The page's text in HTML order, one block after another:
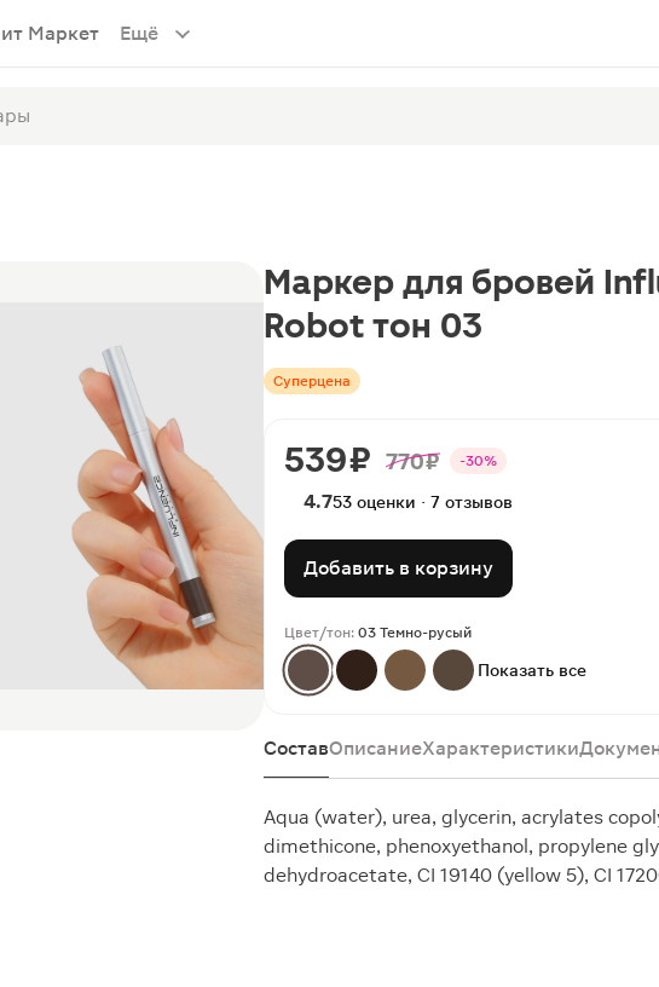
Маркет Ещё
Суперцена
Маркер для бровей
Robot тон 03
539 ₽ 770 ₽ -30%
4.753 оценки · 7 отзывов
Добавить в корзину
Цвет/тон: 03 Темно-русый
Показать все
СоставОписаниеХарактеристики
Aqua (water), urea, glycerin, acrylates
dimethicone, phenoxyethanol, propylene
dehydroacetate, CI 19140 (yellow 5), CI